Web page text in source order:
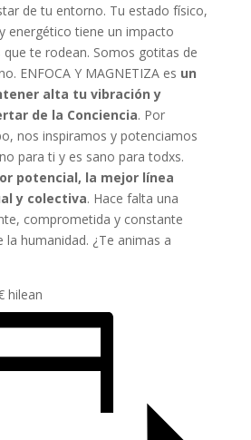
de tu entorno. Tu estado físico,
energético tiene un impacto
te rodean. Somos gotitas de
ENFOCA Y MAGNETIZA es un
alta tu vibración y
de la Conciencia. Por
nos inspiramos y potenciamos
para ti y es sano para todxs.
potencial, la mejor línea
y colectiva. Hace falta una
comprometida y constante
la humanidad. ¿Te animas a
hilean